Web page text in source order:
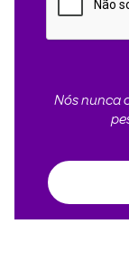
Nós nunca